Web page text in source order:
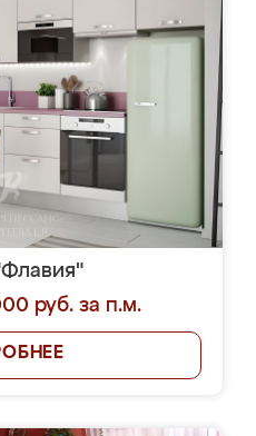
руб. за п.м.